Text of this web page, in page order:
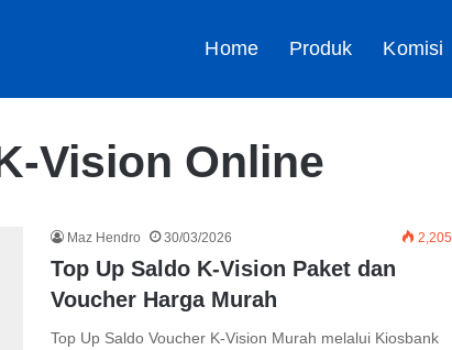
Home Produk Komisi
Vision Online
Maz Hendro 30/03/2026 2,205
Top Up Saldo K-Vision Paket dan
Voucher Harga Murah
Top Up Saldo Voucher K-Vision Murah melalui Kiosbank